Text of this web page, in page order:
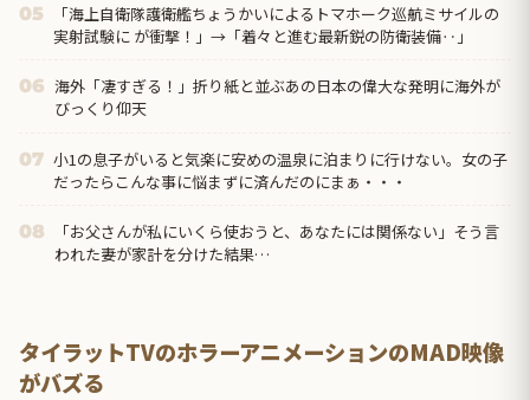
05
「海上自衛隊護衛艦ちょうかいによるトマホーク巡航ミサイルの
実射試験に が衝撃！」→「着々と進む最新鋭の防衛装備‥」
06 海外「凄すぎる！」折り紙と並ぶあの日本の偉大な発明に海外が
びっくり仰天
07 小1の息子がいると気楽に安めの温泉に泊まりに行けない。女の子
だったらこんな事に悩まずに済んだのにまぁ・・・
08
「お父さんが私にいくら使おうと、あなたには関係ない」そう言
われた妻が家計を分けた結果…
タイラットTVのホラーアニメーションのMAD映像
がバズる